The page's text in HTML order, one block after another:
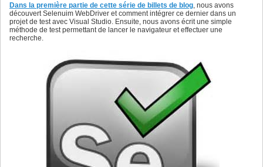
Dans la première partie de cette série de billets de blog, nous avons
découvert Selenuim WebDriver et comment intégrer ce dernier dans un
projet de test avec Visual Studio. Ensuite, nous avons écrit une simple
méthode de test permettant de lancer le navigateur et effectuer une
recherche.